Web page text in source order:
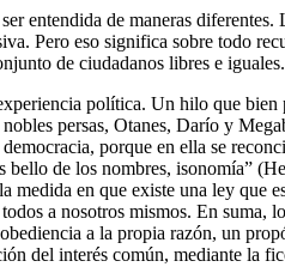
entendida de maneras
Pero eso significa sobre todo
de ciudadanos libres e iguales.
política. Un hilo que
persas, Otanes, Darío y
porque en ella se
de los nombres, isonomía”
en que existe una ley que
a nosotros mismos. En suma,
a la propia razón, un
del interés común, mediante la